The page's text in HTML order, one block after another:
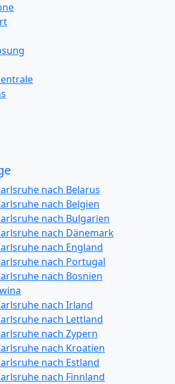
nach Belarus
nach Belgien
nach Bulgarien
nach Dänemark
nach England
nach Portugal
nach Bosnien
nach Irland
nach Lettland
nach Zypern
nach Kroatien
nach Estland
nach Finnland